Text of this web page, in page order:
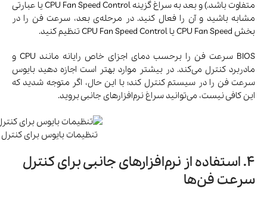
متفاوت باشد.) و بعد به سراغ گزینه CPU Fan Speed Control یا عبارتی
مشابه باشید و آن را فعال کنید. در مرحله‌ی بعد، سرعت فن را در
بخش CPU Fan Speed یا CPU Fan Speed Control تنظیم کنید.
BIOS سرعت فن را برحسب دمای اجزای خاص رایانه مانند CPU و
مادربرد کنترل می‌کند. در بیشتر موارد بهتر است اجازه دهید بایوس
سرعت فن را در سیستم کنترل کند؛ با این‌ حال، اگر متوجه شدید که
این کافی نیست، می‌توانید سراغ نرم‌افزارهای جانبی بروید.
تنظیمات بایوس برای
4. استفاده از نرم‌افزارهای جانبی برای کنترل
سرعت فن‌ها